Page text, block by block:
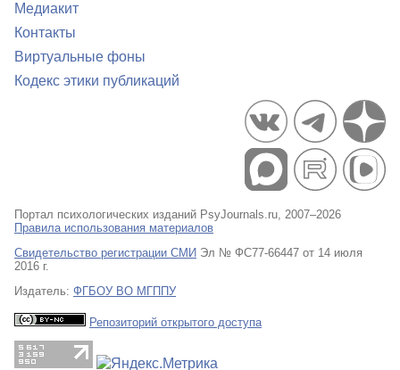
Медиакит
Контакты
Виртуальные фоны
Кодекс этики публикаций
Портал психологических изданий PsyJournals.ru, 2007–2026
Правила использования материалов
Свидетельство регистрации СМИ Эл № ФС77-66447 от 14 июля
2016 г.
Издатель: ФГБОУ ВО МГППУ
Репозиторий открытого доступа